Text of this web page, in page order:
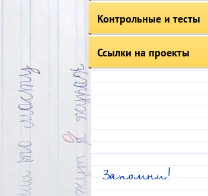
Контрольные и тесты
Ссылки на проекты
Запомни!